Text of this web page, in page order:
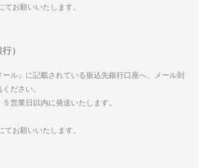
お願いいたします。
）
ル』に記載されている振込先銀行口座へ、メール到
ださい。
営業日以内に発送いたします。
てお願いいたします。